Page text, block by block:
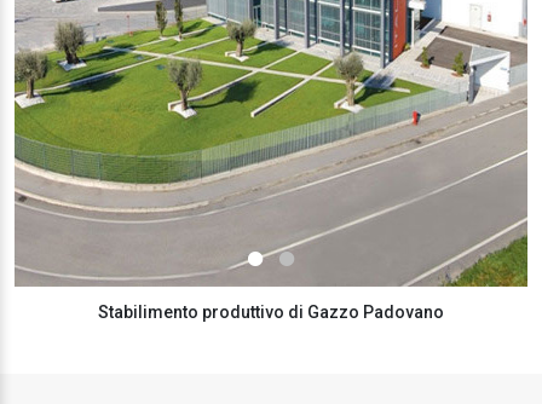
Stabilimento produttivo di Gazzo Padovano